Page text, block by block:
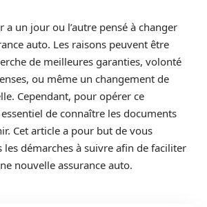
a un jour ou l’autre pensé à changer
auto. Les raisons peuvent être
de meilleures garanties, volonté
ou même un changement de
Cependant, pour opérer ce
de connaître les documents
Cet article a pour but de vous
les démarches à suivre afin de faciliter
nouvelle assurance auto.